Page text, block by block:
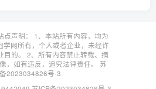
点声明： 1、本站所有内容，均为
学网所有，个人或者企业，未经许
目的。 2、所有内容禁止转载、摘
，如有违反，追究法律责任。 苏
2023034826号-3